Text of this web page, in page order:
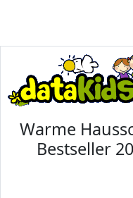
Warme
Bestseller